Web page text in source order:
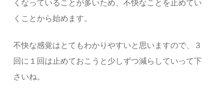
くなっていることが多いため、不快なことを止めてい
くことから始めます。
不快な感覚はとてもわかりやすいと思いますので、３
回に１回は止めておこうと少しずつ減らしていって下
さいね。